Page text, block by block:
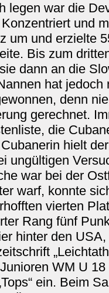
legen war die
und
um und erzielte
Bis zum
dann an die
hat jedoch
denn
gerechnet.
die
hielt
ungültigen
war bei der
warf, konnte
vierten
Rang fünf
hinter den
WM U
ein. Beim